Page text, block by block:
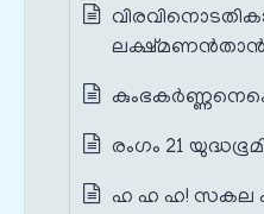
ലക്ഷ്മണൻതാൻ
രംഗം 21
ഹ ഹ ഹ! സകല